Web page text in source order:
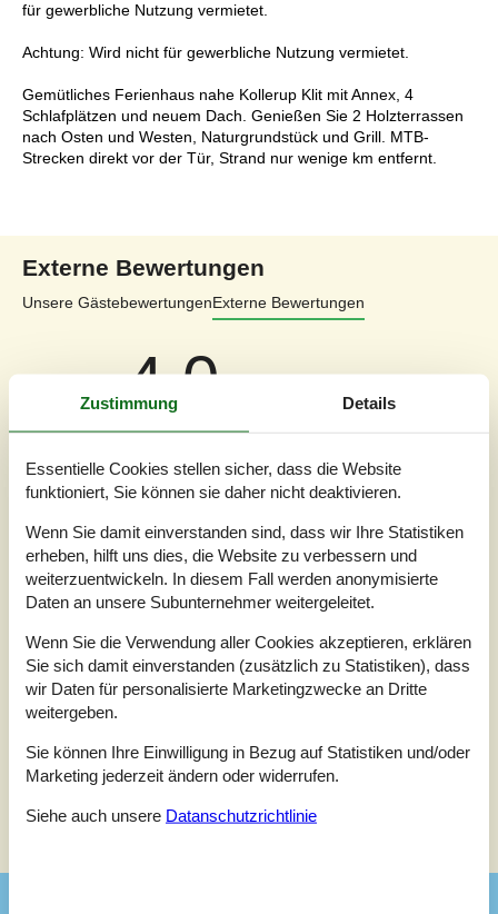
für gewerbliche Nutzung vermietet.
Achtung: Wird nicht für gewerbliche Nutzung vermietet.
Gemütliches Ferienhaus nahe Kollerup Klit mit Annex, 4
Schlafplätzen und neuem Dach. Genießen Sie 2 Holzterrassen
nach Osten und Westen, Naturgrundstück und Grill. MTB-
Strecken direkt vor der Tür, Strand nur wenige km entfernt.
Externe Bewertungen
Unsere GästebewertungenExterne Bewertungen
4,0
4,0
Allgemein:
Das Haus war von der Lage gut. Bis auf die fehlende
Microwelle war die Ausstattung der Beschreibung entsprechend.
Das Angebot an Stauraum und Schränke könnte besser sein.
Für 4 Personen ist der Platz knapp bemessen. Die Dusche ist
mit 45x45cm sehr klein. Die installierte Klimaanlage funktionierte
leider nicht. Sehr großzügiger Garten/Rasenbereich.
Zustimmung Details
Essentielle Cookies stellen sicher, dass die Website
funktioniert, Sie können sie daher nicht deaktivieren.
Wenn Sie damit einverstanden sind, dass wir Ihre Statistiken
erheben, hilft uns dies, die Website zu verbessern und
weiterzuentwickeln. In diesem Fall werden anonymisierte
Daten an unsere Subunternehmer weitergeleitet.
Wenn Sie die Verwendung aller Cookies akzeptieren, erklären
Sie sich damit einverstanden (zusätzlich zu Statistiken), dass
wir Daten für personalisierte Marketingzwecke an Dritte
weitergeben.
Sie können Ihre Einwilligung in Bezug auf Statistiken und/oder
Marketing jederzeit ändern oder widerrufen.
Siehe auch unsere Datanschutzrichtlinie